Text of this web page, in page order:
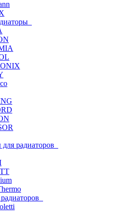
радиаторов